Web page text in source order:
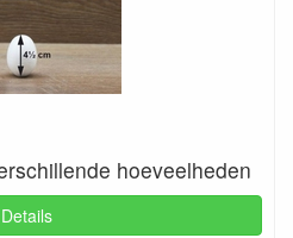
hoeveelheden
Details